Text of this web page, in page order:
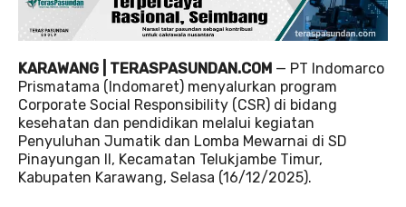
KARAWANG | TERASPASUNDAN.COM — PT Indomarco
Prismatama (Indomaret) menyalurkan program
Corporate Social Responsibility (CSR) di bidang
kesehatan dan pendidikan melalui kegiatan
Penyuluhan Jumatik dan Lomba Mewarnai di SD
Pinayungan II, Kecamatan Telukjambe Timur,
Kabupaten Karawang, Selasa (16/12/2025).